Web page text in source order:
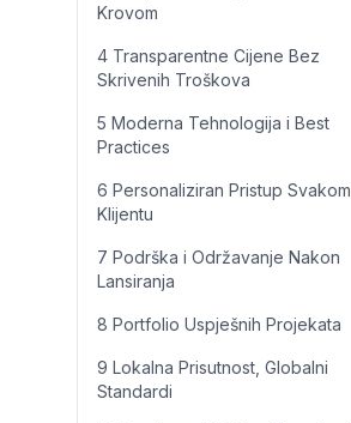
Krovom
4 Transparentne Cijene Bez
Skrivenih Troškova
5 Moderna Tehnologija i Best
Practices
6 Personaliziran Pristup Svakom
Klijentu
7 Podrška i Održavanje Nakon
Lansiranja
8 Portfolio Uspješnih Projekata
9 Lokalna Prisutnost, Globalni
Standardi